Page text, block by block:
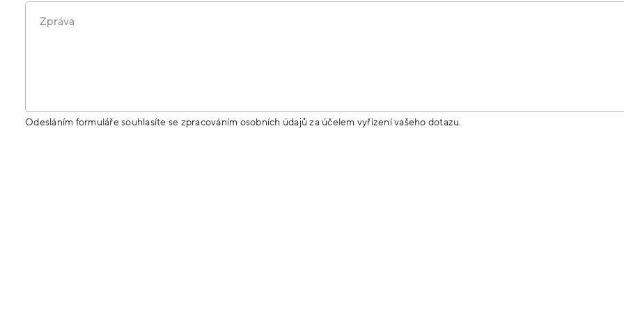
Zpráva
Odesláním formuláře souhlasíte se zpracováním osobních údajů za účelem vyřízení vašeho dotazu.